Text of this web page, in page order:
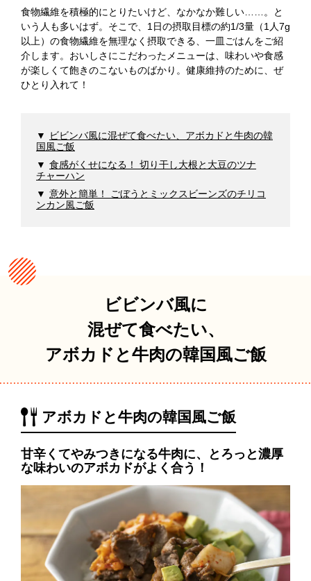
食物繊維を積極的にとりたいけど、なかなか難しい……。と
いう人も多いはず。そこで、1日の摂取目標の約1/3量（1人7g
以上）の食物繊維を無理なく摂取できる、一皿ごはんをご紹
介します。おいしさにこだわったメニューは、味わいや食感
が楽しくて飽きのこないものばかり。健康維持のために、ぜ
ひとり入れて！
ビビンバ風に混ぜて食べたい、アボカドと牛肉の韓
国風ご飯
食感がくせになる！ 切り干し大根と大豆のツナ
チャーハン
意外と簡単！ ごぼうとミックスビーンズのチリコ
ンカン風ご飯
ビビンバ風に
混ぜて食べたい、
アボカドと牛肉の韓国風ご飯
アボカドと牛肉の韓国風ご飯
甘辛くてやみつきになる牛肉に、とろっと濃厚
な味わいのアボカドがよく合う！